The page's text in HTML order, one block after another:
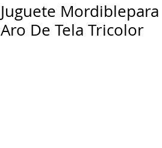
Juguete
Aro De Tela Tricolor